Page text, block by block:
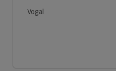
Vogal